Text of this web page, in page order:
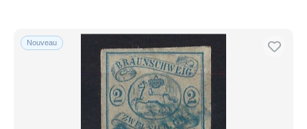
Nouveau